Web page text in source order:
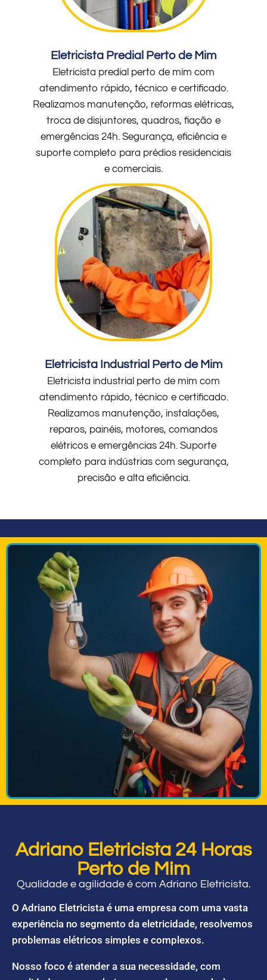
Eletricista Predial Perto de Mim
Eletricista predial perto de mim com
atendimento rápido, técnico e certificado.
Realizamos manutenção, reformas elétricas,
troca de disjuntores, quadros, fiação e
emergências 24h. Segurança, eficiência e
suporte completo para prédios residenciais
e comerciais.
Eletricista Industrial Perto de Mim
Eletricista industrial perto de mim com
atendimento rápido, técnico e certificado.
Realizamos manutenção, instalações,
reparos, painéis, motores, comandos
elétricos e emergências 24h. Suporte
completo para indústrias com segurança,
precisão e alta eficiência.
Adriano Eletricista 24 Horas
Perto de Mim
Qualidade e agilidade é com Adriano Eletricista.
O Adriano Eletricista é uma empresa com uma vasta
experiência no segmento da eletricidade, resolvemos
problemas elétricos simples e complexos.
Nosso foco é atender a sua necessidade, com